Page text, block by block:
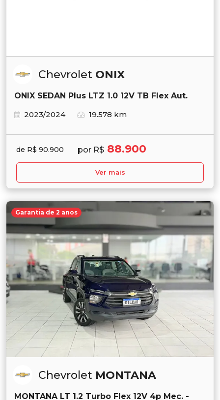
Chevrolet ONIX
ONIX SEDAN Plus LTZ 1.0 12V TB Flex Aut.
2023/2024
19.578 km
de R$ 90.900 por R$ 88.900
Ver mais
Garantia de 2 anos
Chevrolet MONTANA
MONTANA LT 1.2 Turbo Flex 12V 4p Mec. -